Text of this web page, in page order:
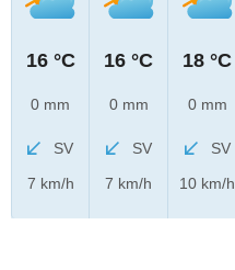
16 °C
0 mm
SV
7 km/h
16 °C
0 mm
SV
7 km/h
18 °C
0 mm
SV
10 km/h